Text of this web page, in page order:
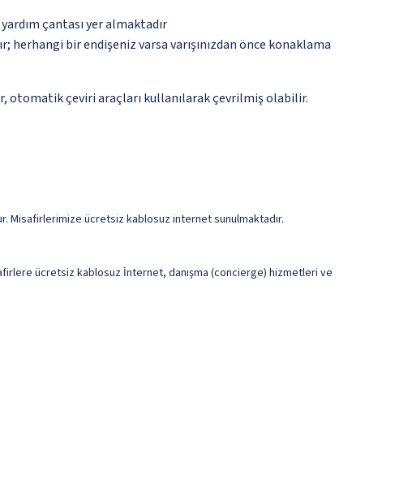
çantası yer almaktadır
bir endişeniz varsa varışınızdan önce konaklama
otomatik çeviri araçları kullanılarak çevrilmiş olabilir.
Misafirlerimize ücretsiz kablosuz internet sunulmaktadır.
ücretsiz kablosuz İnternet, danışma (concierge) hizmetleri ve